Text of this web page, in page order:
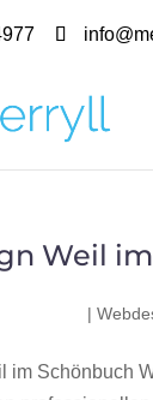
Weil
|
im Schönbuch